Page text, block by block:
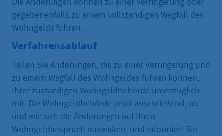
Die Änderungen können zu einer Verringerung oder
gegebenenfalls zu einem vollständigen Wegfall des
Wohngelds führen.
Verfahrensablauf
Teilen Sie Änderungen, die zu einer Verringerung und
zu einem Wegfall des Wohngeldes führen können,
Ihrer zuständigen Wohngeldbehörde unverzüglich
mit. Die Wohngeldbehörde prüft anschließend, ob
und wie sich die Änderungen auf Ihren
Wohngeldanspruch auswirken, und informiert Sie